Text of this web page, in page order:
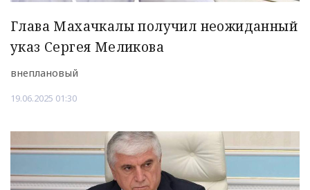
Глава Махачкалы получил неожиданный
указ Сергея Меликова
внеплановый
19.06.2025 01:30